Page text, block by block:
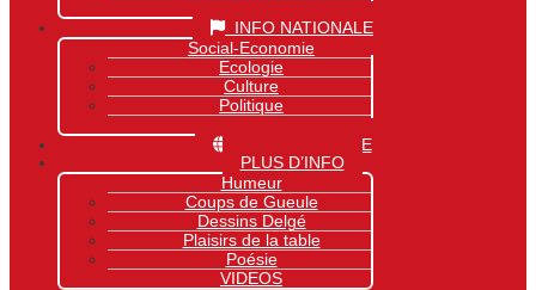
INFO NATIONALE
Social-Economie
Ecologie
Culture
Politique
INFO MONDIALE
PLUS D’INFO
Humeur
Coups de Gueule
Dessins Delgé
Plaisirs de la table
Poésie
VIDEOS